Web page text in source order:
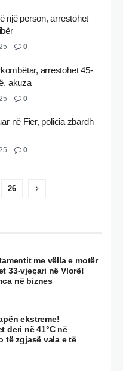
një person, arrestohet
0
arrestohet 45-
akuza
0
në Fier, policia zbardh
0
26
me vëlla e motër
33-vjeçari në Vlorë!
në biznes
ekstreme!
deri në 41°C në
të zgjasë vala e të